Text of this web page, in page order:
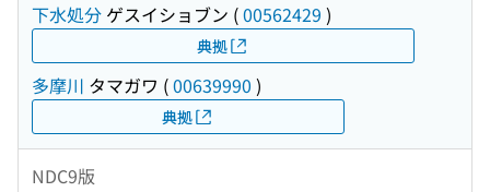
下水処分 ゲスイショブン (00562429 )
典拠
多摩川 タマガワ (00639990 )
典拠
NDC9版